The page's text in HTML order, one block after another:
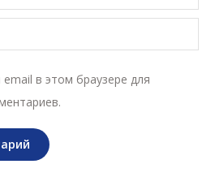
в этом браузере для